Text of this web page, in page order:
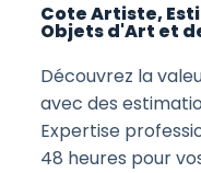
Cote Artiste,
Objets d'Art et
Découvrez la
avec des
Expertise
48 heures pour